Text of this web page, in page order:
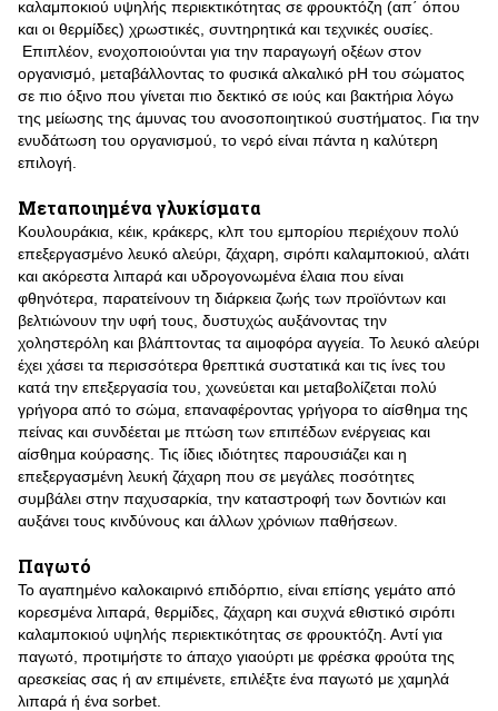
καλαμποκιού υψηλής περιεκτικότητας σε φρουκτόζη (απ΄ όπου
και οι θερμίδες) χρωστικές, συντηρητικά και τεχνικές ουσίες.
Επιπλέον, ενοχοποιούνται για την παραγωγή οξέων στον
οργανισμό, μεταβάλλοντας το φυσικά αλκαλικό pH του σώματος
σε πιο όξινο που γίνεται πιο δεκτικό σε ιούς και βακτήρια λόγω
της μείωσης της άμυνας του ανοσοποιητικού συστήματος. Για την
ενυδάτωση του οργανισμού, το νερό είναι πάντα η καλύτερη
επιλογή.
Μεταποιημένα γλυκίσματα
Κουλουράκια, κέικ, κράκερς, κλπ του εμπορίου περιέχουν πολύ
επεξεργασμένο λευκό αλεύρι, ζάχαρη, σιρόπι καλαμποκιού, αλάτι
και ακόρεστα λιπαρά και υδρογονωμένα έλαια που είναι
φθηνότερα, παρατείνουν τη διάρκεια ζωής των προϊόντων και
βελτιώνουν την υφή τους, δυστυχώς αυξάνοντας την
χοληστερόλη και βλάπτοντας τα αιμοφόρα αγγεία. Το λευκό αλεύρι
έχει χάσει τα περισσότερα θρεπτικά συστατικά και τις ίνες του
κατά την επεξεργασία του, χωνεύεται και μεταβολίζεται πολύ
γρήγορα από το σώμα, επαναφέροντας γρήγορα το αίσθημα της
πείνας και συνδέεται με πτώση των επιπέδων ενέργειας και
αίσθημα κούρασης. Τις ίδιες ιδιότητες παρουσιάζει και η
επεξεργασμένη λευκή ζάχαρη που σε μεγάλες ποσότητες
συμβάλει στην παχυσαρκία, την καταστροφή των δοντιών και
αυξάνει τους κινδύνους και άλλων χρόνιων παθήσεων.
Παγωτό
Το αγαπημένο καλοκαιρινό επιδόρπιο, είναι επίσης γεμάτο από
κορεσμένα λιπαρά, θερμίδες, ζάχαρη και συχνά εθιστικό σιρόπι
καλαμποκιού υψηλής περιεκτικότητας σε φρουκτόζη. Αντί για
παγωτό, προτιμήστε το άπαχο γιαούρτι με φρέσκα φρούτα της
αρεσκείας σας ή αν επιμένετε, επιλέξτε ένα παγωτό με χαμηλά
λιπαρά ή ένα sorbet.